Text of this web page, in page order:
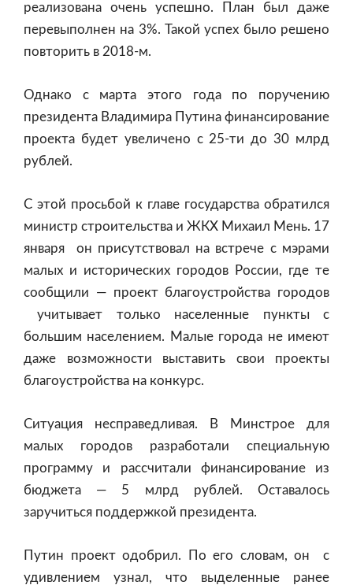
реализована очень успешно. План был даже
перевыполнен на 3%. Такой успех было решено
повторить в 2018-м.
Однако с марта этого года по поручению
президента Владимира Путина финансирование
проекта будет увеличено с 25-ти до 30 млрд
рублей.
С этой просьбой к главе государства обратился
министр строительства и ЖКХ Михаил Мень. 17
января он присутствовал на встрече с мэрами
малых и исторических городов России, где те
сообщили — проект благоустройства городов
учитывает только населенные пункты с
большим населением. Малые города не имеют
даже возможности выставить свои проекты
благоустройства на конкурс.
Ситуация несправедливая. В Минстрое для
малых городов разработали специальную
программу и рассчитали финансирование из
бюджета — 5 млрд рублей. Оставалось
заручиться поддержкой президента.
Путин проект одобрил. По его словам, он с
удивлением узнал, что выделенные ранее